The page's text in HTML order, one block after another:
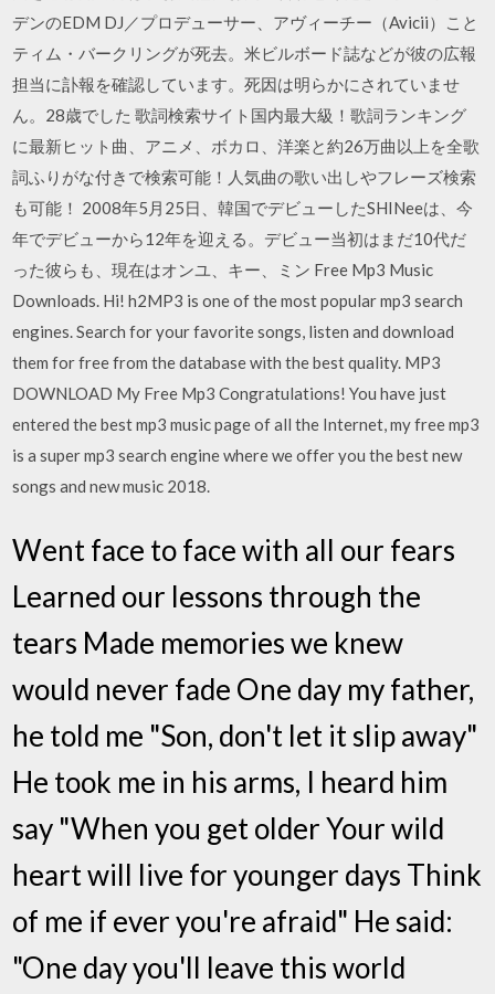
デンのEDM DJ／プロデューサー、アヴィーチー（Avicii）こと
ティム・バークリングが死去。米ビルボード誌などが彼の広報
担当に訃報を確認しています。死因は明らかにされていませ
ん。28歳でした 歌詞検索サイト国内最大級！歌詞ランキング
に最新ヒット曲、アニメ、ボカロ、洋楽と約26万曲以上を全歌
詞ふりがな付きで検索可能！人気曲の歌い出しやフレーズ検索
も可能！ 2008年5月25日、韓国でデビューしたSHINeeは、今
年でデビューから12年を迎える。デビュー当初はまだ10代だ
った彼らも、現在はオンユ、キー、ミン Free Mp3 Music
Downloads. Hi! h2MP3 is one of the most popular mp3 search
engines. Search for your favorite songs, listen and download
them for free from the database with the best quality. MP3
DOWNLOAD My Free Mp3 Congratulations! You have just
entered the best mp3 music page of all the Internet, my free mp3
is a super mp3 search engine where we offer you the best new
songs and new music 2018.
Went face to face with all our fears
Learned our lessons through the
tears Made memories we knew
would never fade One day my father,
he told me "Son, don't let it slip away"
He took me in his arms, I heard him
say "When you get older Your wild
heart will live for younger days Think
of me if ever you're afraid" He said:
"One day you'll leave this world